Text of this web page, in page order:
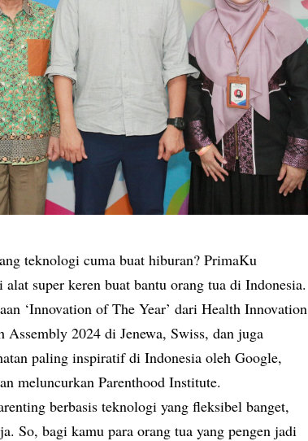
teknologi cuma buat hiburan? PrimaKu
super keren buat bantu orang tua di Indonesia.
‘Innovation of The Year’ dari Health Innovation
2024 di Jenewa, Swiss, dan juga
paling inspiratif di Indonesia oleh Google,
meluncurkan Parenthood Institute.
berbasis teknologi yang fleksibel banget,
So, bagi kamu para orang tua yang pengen jadi